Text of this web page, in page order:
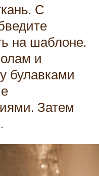
С
на шаблоне.
и
булавками
Затем